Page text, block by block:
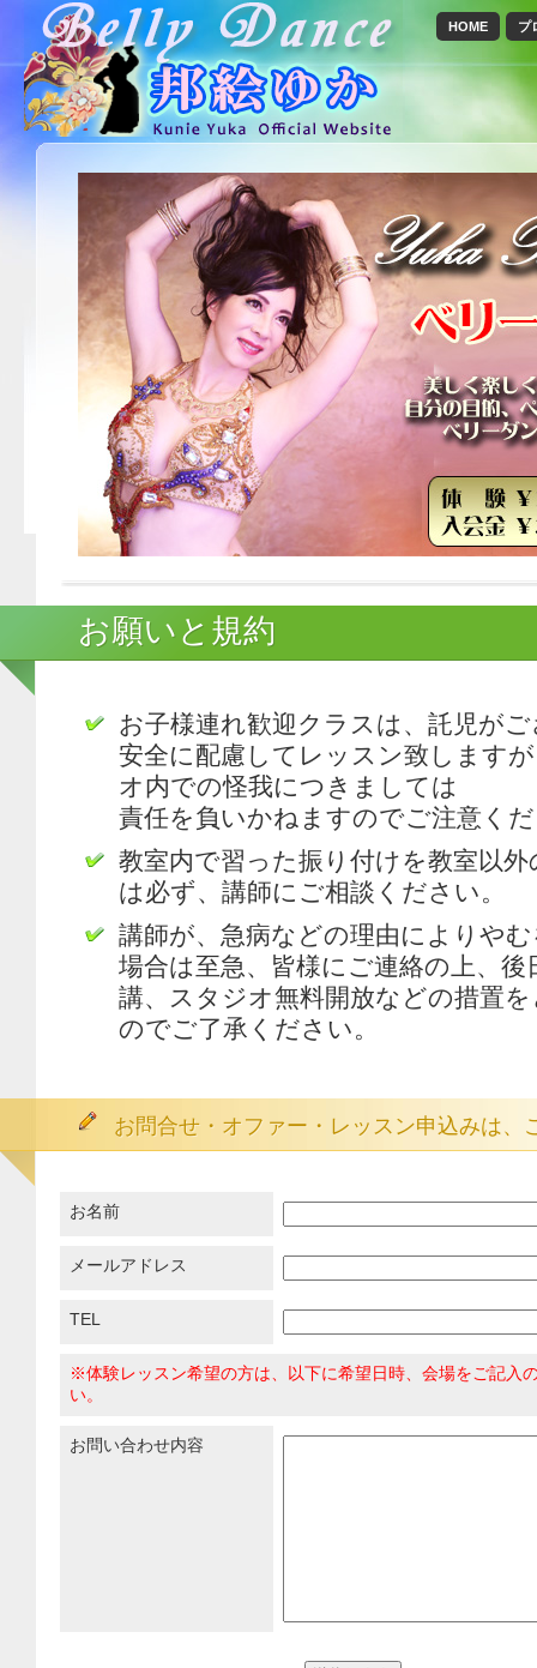
プ
HOME
お願いと規約
お子様連れ歓迎クラスは、託児が
安全に配慮してレッスン致します
オ内での怪我につきましては
責任を負いかねますのでご注意く
教室内で習った振り付けを教室以
は必ず、講師にご相談ください。
講師が、急病などの理由によりや
場合は至急、皆様にご連絡の上、後
講、スタジオ無料開放などの措置
のでご了承ください。
お問合せ・オファー・レッスン申込みは、
お名前
メールアドレス
TEL
※体験レッスン希望の方は、以下に希望日時、会場をご記入
い。
お問い合わせ内容